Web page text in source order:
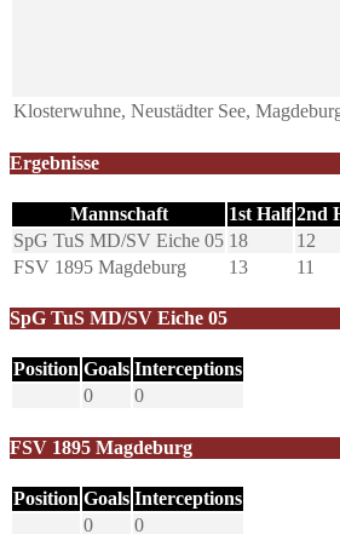
Klosterwuhne, Neustädter See,
Ergebnisse
Mannschaft 1st Half 2nd
SpG TuS MD/SV Eiche 05 18 12
FSV 1895 Magdeburg
13 11
SpG TuS MD/SV Eiche 05
Position Goals Interceptions
0
0
FSV 1895 Magdeburg
Position Goals Interceptions
0
0